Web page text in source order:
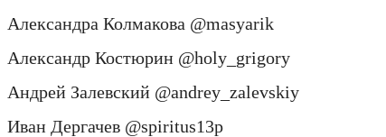
Александра Колмакова @masyarik
Александр Костюрин @holy_grigory
Андрей Залевский @andrey_zalevskiy
Иван Дергачев @spiritus13p